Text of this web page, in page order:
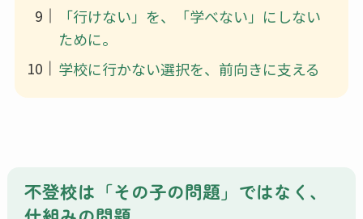
「行けない」を、「学べない」にしない
ために。
学校に行かない選択を、前向きに支える
不登校は「その子の問題」ではなく、